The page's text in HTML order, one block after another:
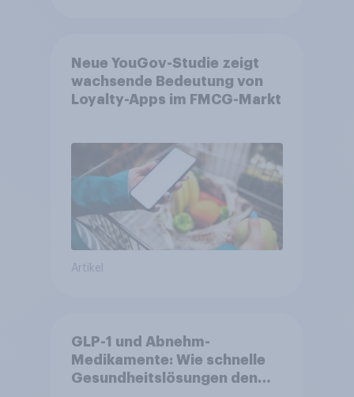
Neue YouGov-Studie zeigt
wachsende Bedeutung von
Loyalty-Apps im FMCG-Markt
Artikel
GLP-1 und Abnehm-
Medikamente: Wie schnelle
Gesundheitslösungen den